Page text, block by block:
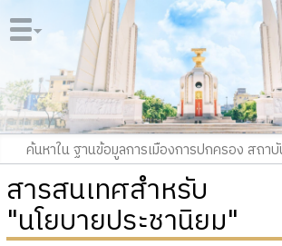
สารสนเทศสำหรับ
"นโยบายประชานิยม"